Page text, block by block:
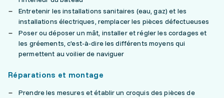
Entretenir les installations sanitaires (eau, gaz) et les
installations électriques, remplacer les pièces défectueuses
Poser ou déposer un mât, installer et régler les cordages et
les gréements, c'est-à-dire les différents moyens qui
permettent au voilier de naviguer
Réparations et montage
Prendre les mesures et établir un croquis des pièces de